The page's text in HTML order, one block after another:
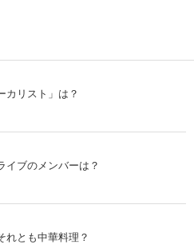
カリスト」は？
イブのメンバーは？
れとも中華料理？